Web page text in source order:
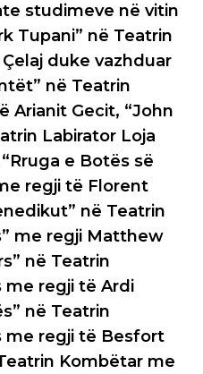
studimeve në vitin
Tupani” në Teatrin
duke vazhduar
në Teatrin
Arianit Gecit, “John
Labirator Loja
e Botës së
regji të Florent
në Teatrin
me regji Matthew
në Teatrin
me regji të Ardi
në Teatrin
me regji të Besfort
Kombëtar me